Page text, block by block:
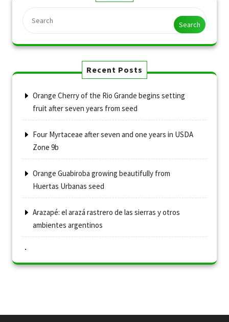
Search
Recent Posts
Orange Cherry of the Rio Grande begins setting
fruit after seven years from seed
Four Myrtaceae after seven and one years in USDA
Zone 9b
Orange Guabiroba growing beautifully from
Huertas Urbanas seed
Arazapé: el arazá rastrero de las sierras y otros
ambientes argentinos